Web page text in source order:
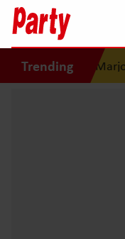
Trending
overleden